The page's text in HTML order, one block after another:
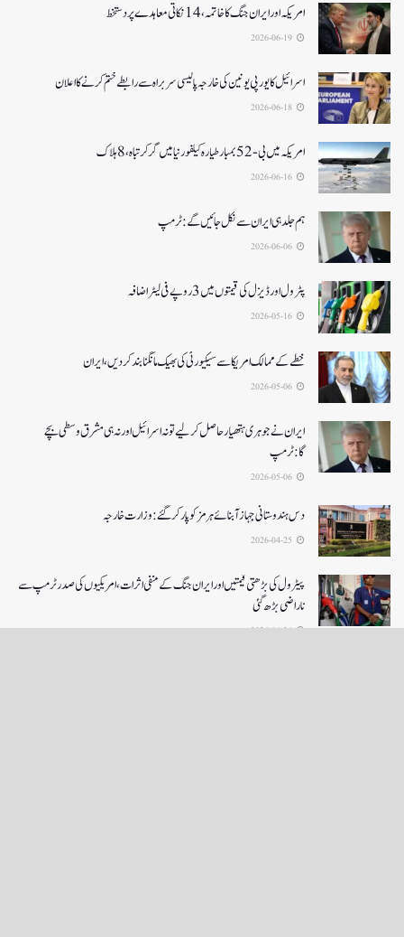
امریکہ اور ایران جنگ کا خاتمہ، 14نکاتی معاہدے پر دستخط
اسرائیل کا یورپی یونین کی خارجہ پالیسی سربراہ سے رابطے ختم کرنے کا اعلان
امریکہ میں بی-52بمبار طیارہ کیلفورنیا میں گر کر تباہ، 8ہلاک
ہم جلد ہی ایران سے نکل جائیں گے:ٹرمپ
پٹرول اور ڈیزل کی قیمتوں میں 3 روپے فی لیٹر اضافہ
خطے کے ممالک امریکا سے سیکیورٹی کی بھیک مانگنا بند کر دیں، ایران
ایران نے جوہری ہتھیار حاصل کرلیے تو نہ اسرائیل اور نہ ہی مشرق وسطی بچے
گا:ٹرمپ
دس ہندوستانی جہاز آبنائے ہرمز کوپار کرگئے: وزارت خارجہ
پیٹرول کی بڑھتی قیمتیں اور ایران جنگ کے منفی اثرات ، امریکیوں کی صدر ٹرمپ سے
ناراضی بڑھ گئی
2026-04-24